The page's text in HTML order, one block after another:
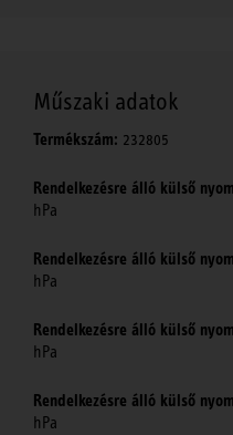
Műszaki adatok
Termékszám: 232805
Rendelkezésre álló külső
hPa
Rendelkezésre álló külső
hPa
Rendelkezésre álló külső
hPa
Rendelkezésre álló külső
hPa